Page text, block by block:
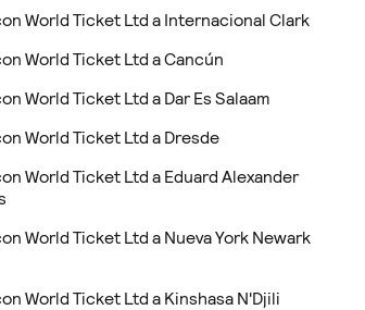
World Ticket Ltd a Internacional Clark
World Ticket Ltd a Cancún
World Ticket Ltd a Dar Es Salaam
World Ticket Ltd a Dresde
World Ticket Ltd a Eduard Alexander
World Ticket Ltd a Nueva York Newark
World Ticket Ltd a Kinshasa N'Djili